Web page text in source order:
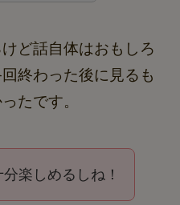
ど話自体はおもしろ
終わった後に見るも
たです。
楽しめるしね！